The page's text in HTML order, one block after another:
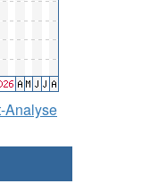
Analyse